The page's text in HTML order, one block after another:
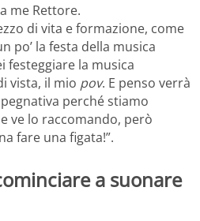
me Rettore.
di vita e formazione, come
po’ la festa della musica
festeggiare la musica
vista, il mio pov. E penso verrà
perché stiamo
ve lo raccomando, però
fare una figata!”.
a suonare